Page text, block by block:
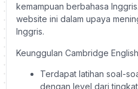
kemampuan berbahasa
website ini dalam upaya
Inggris.
Keunggulan Cambridge
Terdapat latihan soal-
dengan level dari